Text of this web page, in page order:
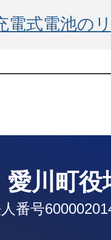
電式電池の
愛川町役
番号